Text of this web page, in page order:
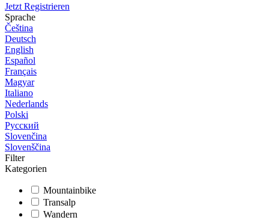
Jetzt Registrieren
Sprache
Čeština
Deutsch
English
Español
Français
Magyar
Italiano
Nederlands
Polski
Русский
Slovenčina
Slovenščina
Filter
Kategorien
Mountainbike
Transalp
Wandern